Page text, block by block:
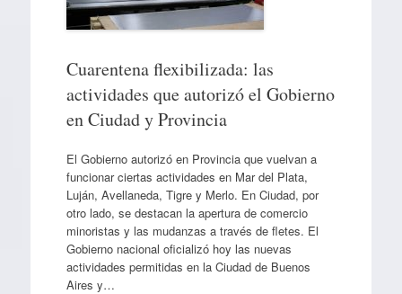
Cuarentena flexibilizada: las
actividades que autorizó el Gobierno
en Ciudad y Provincia
El Gobierno autorizó en Provincia que vuelvan a
funcionar ciertas actividades en Mar del Plata,
Luján, Avellaneda, Tigre y Merlo. En Ciudad, por
otro lado, se destacan la apertura de comercio
minoristas y las mudanzas a través de fletes. El
Gobierno nacional oficializó hoy las nuevas
actividades permitidas en la Ciudad de Buenos
Aires y…